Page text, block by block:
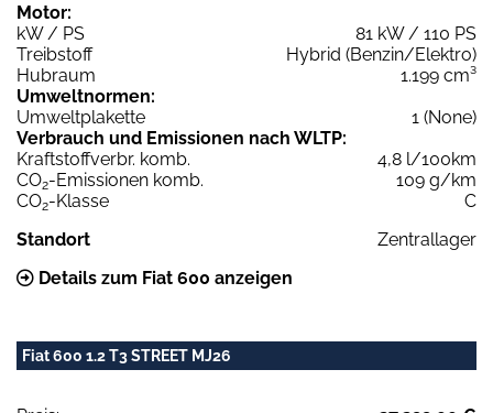
Motor:
kW / PS
81 kW / 110 PS
Treibstoff
Hybrid (Benzin/Elektro)
Hubraum
1.199 cm³
Umweltnormen:
Umweltplakette
1 (None)
Verbrauch und Emissionen nach WLTP:
Kraftstoffverbr. komb.
4,8 l/100km
CO2-Emissionen komb.
109 g/km
CO2-Klasse
C
Standort
Zentrallager
Details zum Fiat 600 anzeigen
Fiat 600 1.2 T3 STREET MJ26